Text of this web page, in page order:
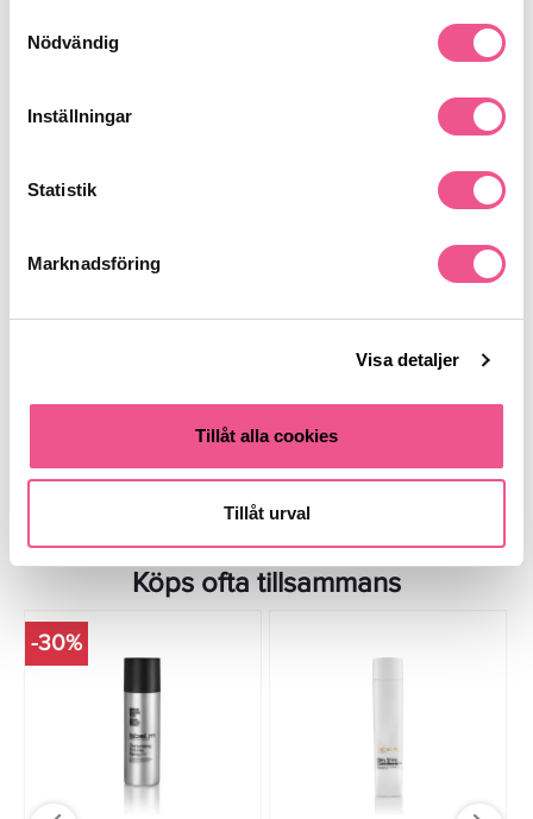
Nödvändig
Inställningar
Statistik
Marknadsföring
Visa detaljer
Tillåt alla cookies
Tillåt urval
Maria Nila Luminous Colour Cutrin AINOA Color Conditioner
Köps ofta tillsammans
-30%